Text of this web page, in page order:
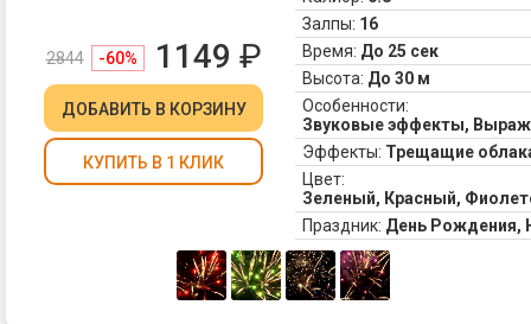
2844 -60% 1149 ₽
ДОБАВИТЬ В КОРЗИНУ
КУПИТЬ В 1 КЛИК
Залпы: 16
Время: До 25 сек
Высота: До 30 м
Особенности:
Звуковые эффекты,
Эффекты: Трещащие
Цвет:
Зеленый, Красный,
Праздник: День Рождения,